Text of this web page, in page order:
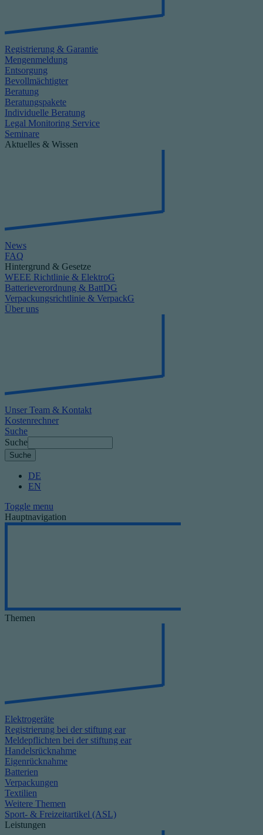
Registrierung & Garantie
Mengenmeldung
Entsorgung
Bevollmächtigter
Beratung
Beratungspakete
Individuelle Beratung
Legal Monitoring Service
Seminare
Aktuelles & Wissen
News
FAQ
Hintergrund & Gesetze
WEEE Richtlinie & ElektroG
Batterieverordnung & BattDG
Verpackungsrichtlinie & VerpackG
Über uns
Unser Team & Kontakt
Kostenrechner
Suche
Suche
DE
EN
Toggle menu
Hauptnavigation
Themen
Elektrogeräte
Registrierung bei der stiftung ear
Meldepflichten bei der stiftung ear
Handelsrücknahme
Eigenrücknahme
Batterien
Verpackungen
Textilien
Weitere Themen
Sport- & Freizeitartikel (ASL)
Leistungen